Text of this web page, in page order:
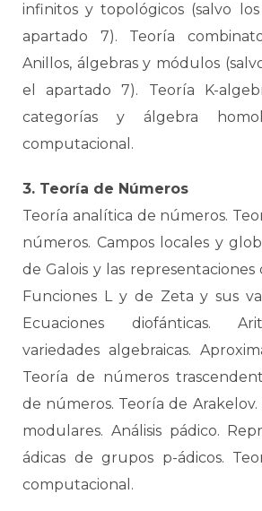
infinitos y topológicos (salvo
apartado 7). Teoría
Anillos, álgebras y módulos
el apartado 7). Teoría K-
categorías y álgebra
computacional.
3. Teoría de Números
Teoría analítica de números.
números. Campos locales y
de Galois y las representaciones
Funciones L y de Zeta y sus
Ecuaciones diofánticas.
variedades algebraicas.
Teoría de números
de números. Teoría de Arakelov.
modulares. Análisis pádico.
ádicas de grupos p-ádicos.
computacional.